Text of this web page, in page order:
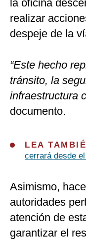
la oficina
realizar
despeje de la
“Este hecho
tránsito, la
infraestructura
documento.
LEA
cerrará desde
Asimismo,
autoridades
atención de
garantizar el